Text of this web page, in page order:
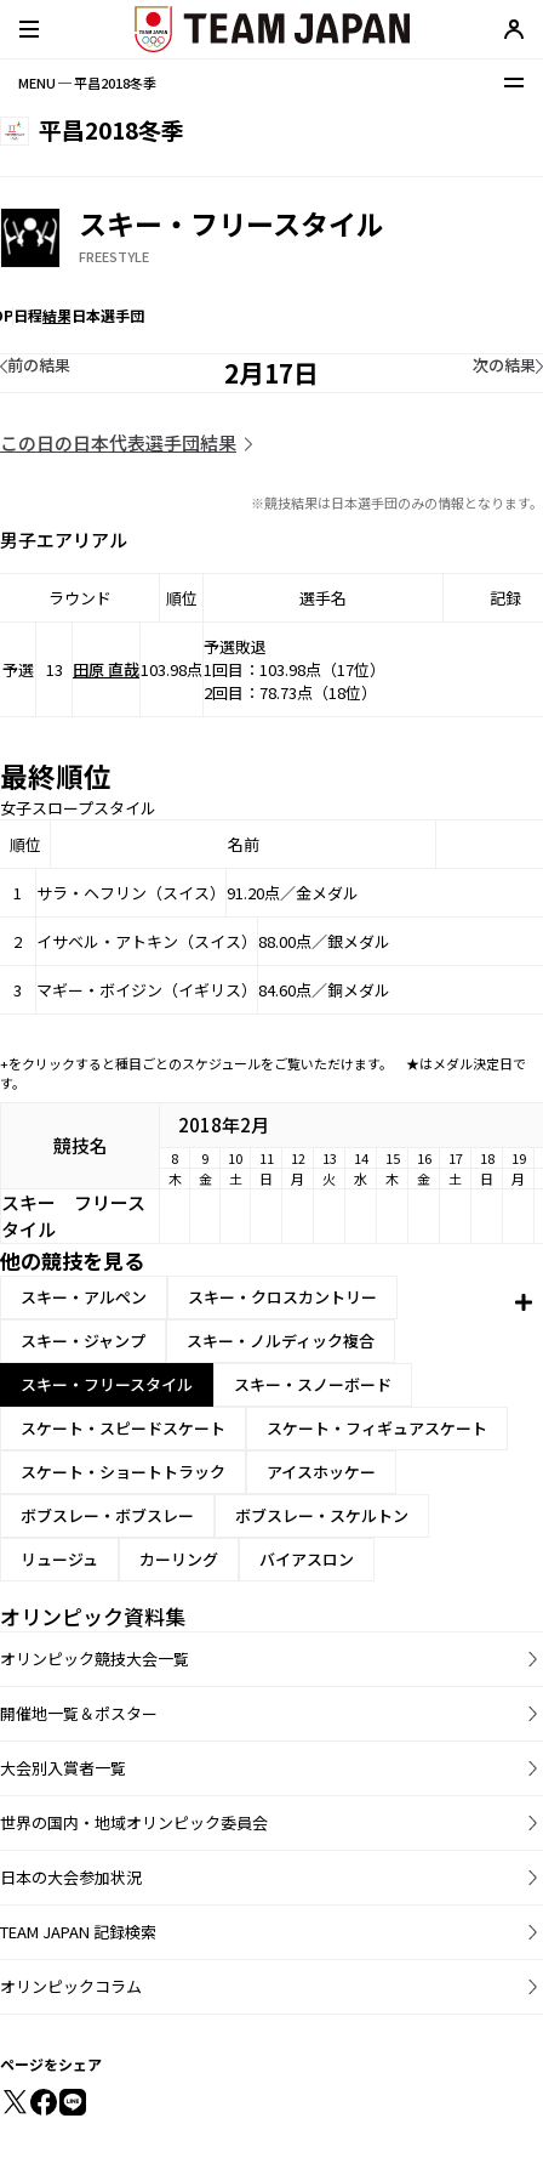
MENU ─ 平昌2018冬季
平昌2018冬季
スキー・フリースタイル
FREESTYLE
日程結果日本選手団
2月17日
前の結果 次の結果
この日の日本代表選手団結果
※競技結果は日本選手団のみの情報となります。
男子エアリアル
ラウンド 順位 選手名 記録
予選 13 田原 直哉103.98点
予選敗退
1回目：103.98点（17位）
2回目：78.73点（18位）
最終順位
女子スロープスタイル
順位
名前
1 サラ・ヘフリン（スイス） 91.20点／金メダル
2 イサベル・アトキン（スイス） 88.00点／銀メダル
3 マギー・ボイジン（イギリス） 84.60点／銅メダル
+をクリックすると種目ごとのスケジュールをご覧いただけます。 ★はメダル決定日で
す。
競技名
2018年2月
8 9 10 11 12 13 14 15 16 17 18 19
木
金 土 日 月 火 水 木 金 土 日 月
スキー フリース
タイル
他の競技を見る
スキー・アルペン
スキー・クロスカントリー
スキー・ジャンプ
スキー・ノルディック複合
スキー・フリースタイル
スキー・スノーボード
スケート・スピードスケート
スケート・フィギュアスケート
スケート・ショートトラック
アイスホッケー
ボブスレー・ボブスレー
ボブスレー・スケルトン
リュージュ
カーリング バイアスロン
オリンピック資料集
オリンピック競技大会一覧
開催地一覧＆ポスター
大会別入賞者一覧
世界の国内・地域オリンピック委員会
日本の大会参加状況
TEAM JAPAN 記録検索
オリンピックコラム
ページをシェア